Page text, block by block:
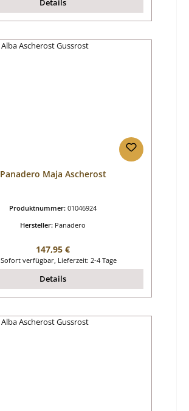
Details
Panadero Maja Ascherost
Produktnummer: 01046924
Hersteller: Panadero
Regulärer Preis:
147,95 €
Sofort verfügbar, Lieferzeit: 2-4 Tage
Details